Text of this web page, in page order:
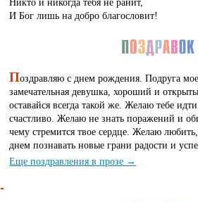
Никто и никогда тебя не ранит,
И Бог лишь на добро благословит!
Поздравляю с днем рождения. Подруга
замечательная девушка, хороший и
оставайся всегда такой же. Желаю тебе
счастливо. Желаю не знать поражений и
чему стремится твое сердце. Желаю
днем познавать новые грани радости и
Еще поздравления в прозе →